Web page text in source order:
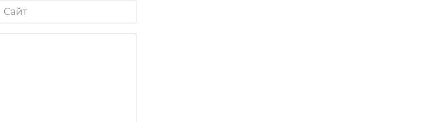
Сайт